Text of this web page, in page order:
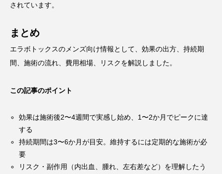
されています。
まとめ
エラボトックスのメンズ向け情報として、効果の出方、持続期
間、施術の流れ、費用相場、リスクを解説しました。
この記事のポイント
効果は施術後2〜4週間で実感し始め、1〜2か月でピークに達
する
持続期間は3〜6か月が目安。維持するには定期的な施術が必
要
リスク・副作用（内出血、腫れ、左右差など）を理解したう